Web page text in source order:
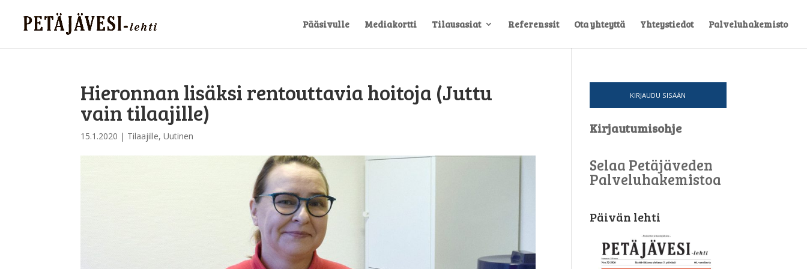
Pääsivulle Mediakortti Tilausasiat Referenssit Ota yhteyttä Yhteystiedot Palveluhakemisto
Hieronnan lisäksi rentouttavia hoitoja (Juttu
vain tilaajille)
15.1.2020 | Tilaajille,Uutinen
KIRJAUDU SISÄÄN
Kirjautumisohje
Selaa Petäjäveden
Palveluhakemistoa
Päivän lehti